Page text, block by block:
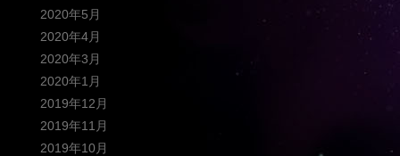
2020年5月
2020年4月
2020年3月
2020年1月
2019年12月
2019年11月
2019年10月